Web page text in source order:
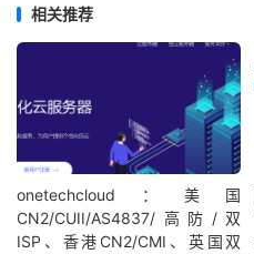
相关推荐
onetechcloud：美国
CN2/CUII/AS4837/高防/双
ISP、香港CN2/CMI、英国双